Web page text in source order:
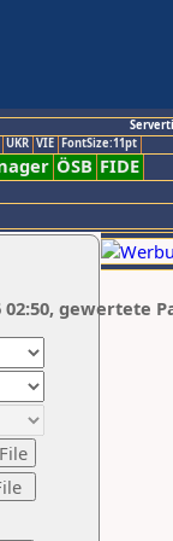
UKR VIE FontSize:11pt
ÖSB FIDE
02:50, gewertete